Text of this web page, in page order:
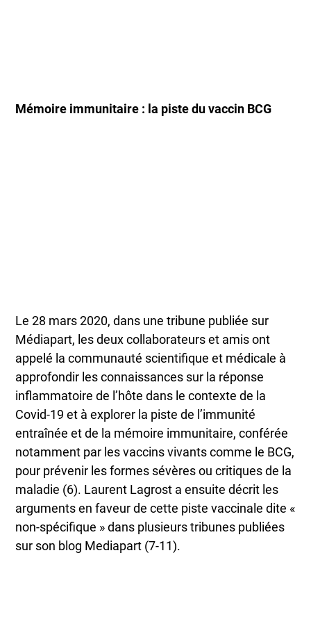
Mémoire immunitaire : la piste du vaccin BCG
Le 28 mars 2020, dans une tribune publiée sur
Médiapart, les deux collaborateurs et amis ont
appelé la communauté scientifique et médicale à
approfondir les connaissances sur la réponse
inflammatoire de l’hôte dans le contexte de la
Covid-19 et à explorer la piste de l’immunité
entraînée et de la mémoire immunitaire, conférée
notamment par les vaccins vivants comme le BCG,
pour prévenir les formes sévères ou critiques de la
maladie (6). Laurent Lagrost a ensuite décrit les
arguments en faveur de cette piste vaccinale dite «
non-spécifique » dans plusieurs tribunes publiées
sur son blog Mediapart (7-11).